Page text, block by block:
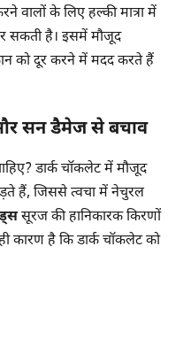
वालों के लिए हल्की मात्रा में
सकती है। इसमें मौजूद
को दूर करने में मदद करते हैं
सन डैमेज से बचाव
डार्क चॉकलेट में मौजूद
हैं, जिससे त्वचा में नेचुरल
सूरज की हानिकारक किरणों
कारण है कि डार्क चॉकलेट को